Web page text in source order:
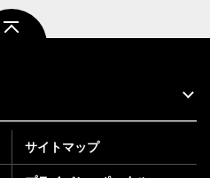
サイトマップ